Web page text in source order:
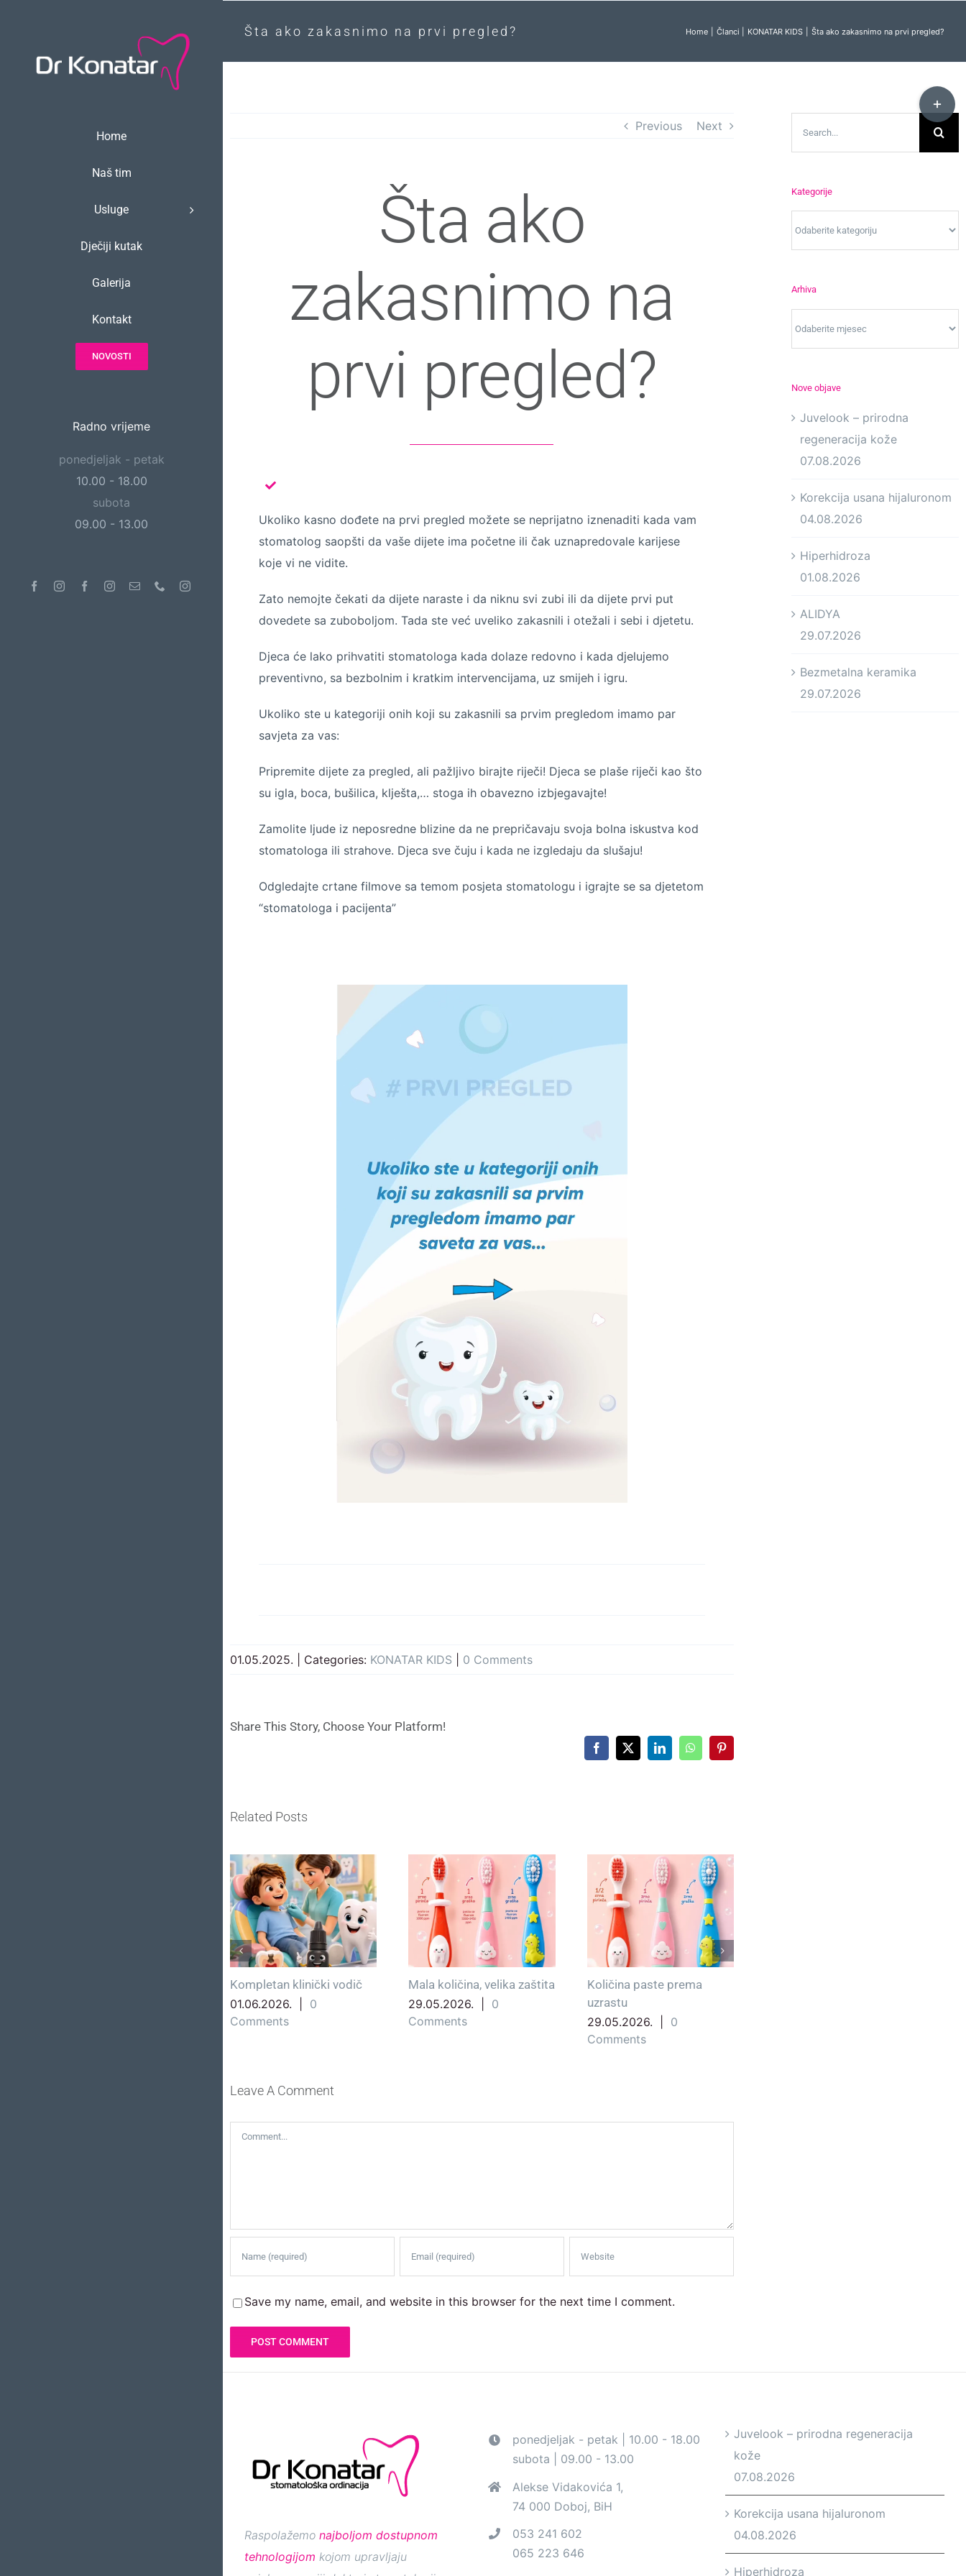
content
Home
Naš tim
Usluge
Dječiji kutak
Galerija
Kontakt
NOVOSTI
Radno vrijeme
ponedjeljak - petak
10.00 - 18.00
subota
09.00 - 13.00
FacebookInstagramFacebookInstagram
Email PhoneInstagram
Šta ako zakasnimo na prvi pregled? Home Članci KONATAR KIDS Šta ako zakasnimo na prvi pregled?
Previous Next
Šta ako
zakasnimo na
prvi pregled?
Ukoliko kasno dođete na prvi pregled možete se neprijatno iznenaditi kada vam
stomatolog saopšti da vaše dijete ima početne ili čak uznapredovale karijese
koje vi ne vidite.
Zato nemojte čekati da dijete naraste i da niknu svi zubi ili da dijete prvi put
dovedete sa zuboboljom. Tada ste već uveliko zakasnili i otežali i sebi i djetetu.
Djeca će lako prihvatiti stomatologa kada dolaze redovno i kada djelujemo
preventivno, sa bezbolnim i kratkim intervencijama, uz smijeh i igru.
Ukoliko ste u kategoriji onih koji su zakasnili sa prvim pregledom imamo par
savjeta za vas:
Pripremite dijete za pregled, ali pažljivo birajte riječi! Djeca se plaše riječi kao što
su igla, boca, bušilica, klješta,… stoga ih obavezno izbjegavajte!
Zamolite ljude iz neposredne blizine da ne prepričavaju svoja bolna iskustva kod
stomatologa ili strahove. Djeca sve čuju i kada ne izgledaju da slušaju!
Odgledajte crtane filmove sa temom posjeta stomatologu i igrajte se sa djetetom
“stomatologa i pacijenta”
01.05.2025. Categories: KONATAR KIDS 0 Comments
Share This Story, Choose Your Platform!
Facebook
X LinkedInWhatsAppPinterest
Related Posts
7 savjeta za mliječne zube
18.05.2026.
Comments
Šta su fisurni zalivači?
16.05.2026.
Comments
Kada je vreme za prvi
pregled
27.07.2026.
Comments
Leave A Comment
Comment
Save my name, email, and website in this browser for the next time I comment.
Kategorije
Arhiva
Nove objave
Juvelook – prirodna
regeneracija kože
07.08.2026
Korekcija usana hijaluronom
04.08.2026
Hiperhidroza
01.08.2026
ALIDYA
29.07.2026
Bezmetalna keramika
29.07.2026
Raspolažemo najboljom dostupnom
tehnologijom kojom upravljaju
ponedjeljak - petak | 10.00 - 18.00
subota | 09.00 - 13.00
Alekse Vidakovića 1,
74 000 Doboj, BiH
053 241 602
065 223 646
Juvelook – prirodna regeneracija
kože
07.08.2026
Korekcija usana hijaluronom
04.08.2026
Hiperhidroza
Toggle
Sliding
Bar